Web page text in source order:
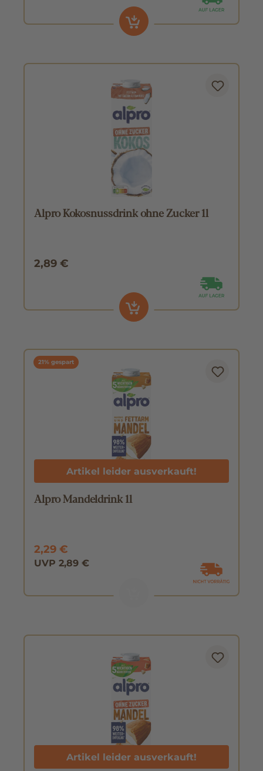
Alpro Kokosnussdrink ohne Zucker 1l
2,89 €
21% gespart
Artikel leider ausverkauft!
Alpro Mandeldrink 1l
2,29 €
UVP 2,89 €
Artikel leider ausverkauft!